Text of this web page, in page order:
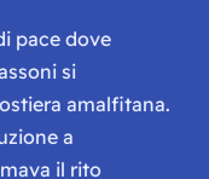
pace dove
si
amalfitana.
a
il rito